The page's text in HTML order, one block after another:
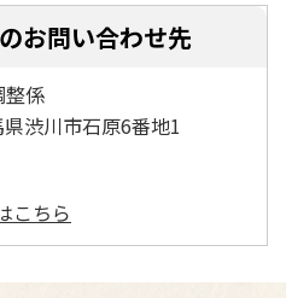
お問い合わせ先
整係
渋川市石原6番地1
こちら